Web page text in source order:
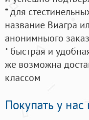
* для
название Виагра
анонимныого
* быстрая и
же возможна
классом
Покупать у